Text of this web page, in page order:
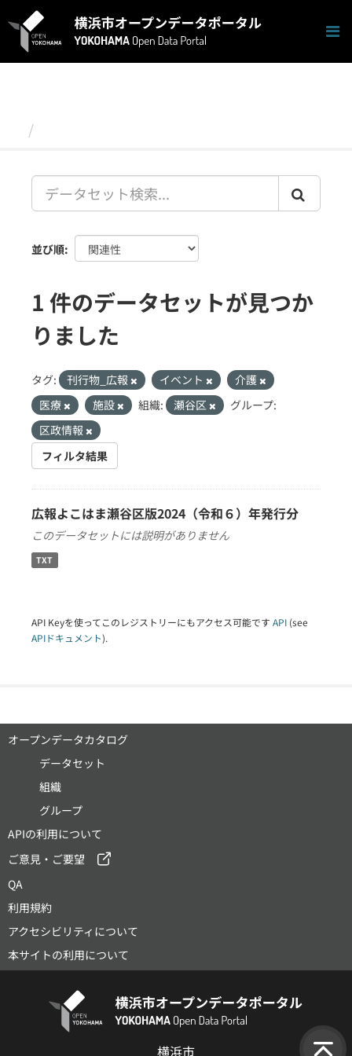
キ
並び順
1 件のデータセットが見つか
りました
タグ: 刊行物_広報 イベント
介護
医療
施設 組織: 瀬谷区
グループ:
区政情報
フィルタ結果
広報よこはま瀬谷区版2024（令和６）年発行分
このデータセットには説明がありません
TXT
API Keyを使ってこのレジストリーにもアクセス可能です API (see
APIドキュメント).
オープンデータカタログ
データセット
組織
グループ
APIの利用について
ご意見・ご要望
QA
利用規約
アクセシビリティについて
本サイトの利用について
横浜市